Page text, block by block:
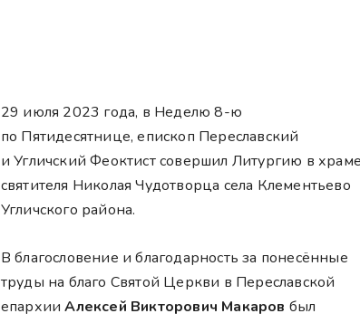
29 июля 2023 года, в Неделю 8-ю
по Пятидесятнице, епископ Переславский
и Угличский Феоктист совершил Литургию в храме
святителя Николая Чудотворца села Клементьево
Угличского района.
В благословение и благодарность за понесённые
труды на благо Святой Церкви в Переславской
епархииАлексей Викторович Макаров был